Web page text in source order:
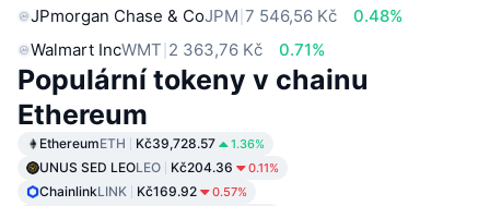
JPmorgan Chase & CoJPM 7 546,56 Kč
0.48%
Walmart IncWMT 2 363,76 Kč 0.71%
Populární tokeny v chainu
Ethereum
EthereumETH Kč39,728.57 1.36%
UNUS SED LEOLEO Kč204.36 0.11%
ChainlinkLINK Kč169.92 0.57%